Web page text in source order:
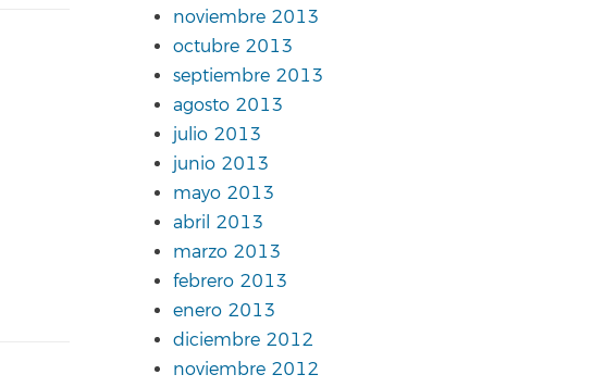
noviembre 2013
octubre 2013
septiembre 2013
agosto 2013
julio 2013
junio 2013
mayo 2013
abril 2013
marzo 2013
febrero 2013
enero 2013
diciembre 2012
noviembre 2012